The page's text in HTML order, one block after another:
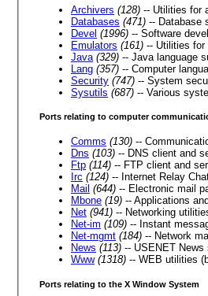
Archivers (128) -- Utilities for
Databases (471) -- Database
Devel (1996) -- Software
Emulators (161) -- Utilities for
Java (329) -- Java language
Lang (357) -- Computer
Security (747) -- System
Sysutils (687) -- Various
Ports relating to computer
Comms (130) --
Dns (103) -- DNS client and
Ftp (114) -- FTP client and
Irc (124) -- Internet Relay
Mail (644) -- Electronic mail
Mbone (19) -- Applications
Net (941) -- Networking
Net-im (109) -- Instant
Net-mgmt (184) -- Network
News (113) -- USENET News
Www (1318) -- WEB utilities
Ports relating to the X Window System